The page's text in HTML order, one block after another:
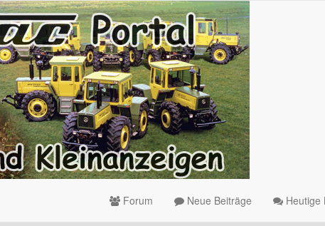
Forum Neue Beiträge Heutige